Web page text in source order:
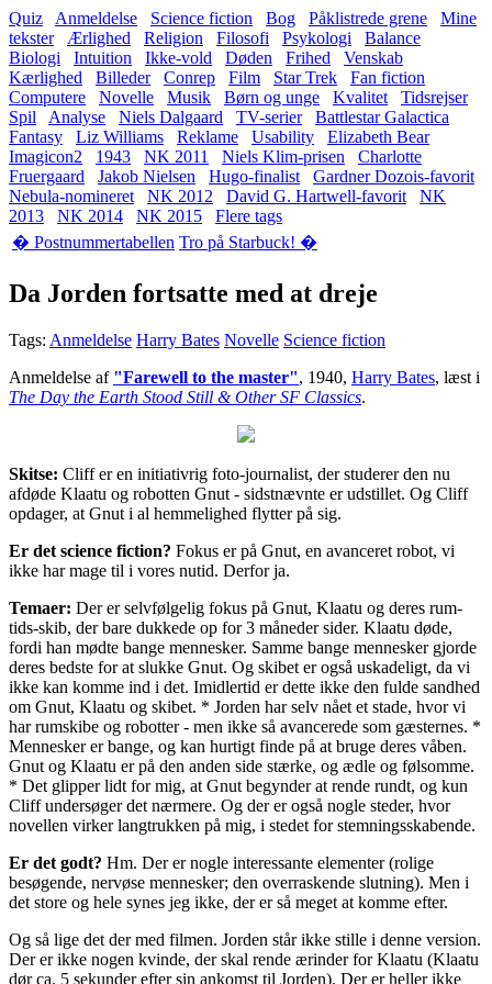
Quiz Anmeldelse Science fiction Bog Påklistrede grene
Mine
tekster
Ærlighed Religion Filosofi Psykologi
Balance
Biologi
Intuition Ikke-vold Døden Frihed
Venskab
Kærlighed
Billeder Conrep Film Star Trek
Fan fiction
Computere
Novelle Musik Børn og unge Kvalitet
Tidsrejser
Spil
Analyse Niels Dalgaard TV-serier
Battlestar Galactica
Fantasy
Liz Williams Reklame Usability
Elizabeth Bear
Imagicon2
1943 NK 2011 Niels Klim-prisen
Charlotte
Fruergaard
Jakob Nielsen Hugo-finalist
Gardner Dozois-favorit
Nebula-nomineret
NK 2012 David G. Hartwell-favorit
NK
2013
NK 2014 NK 2015
Flere tags
� Postnummertabellen Tro på Starbuck! �
Da Jorden fortsatte med at dreje
Tags: Anmeldelse Harry Bates Novelle Science fiction
Anmeldelse af "Farewell to the master", 1940, Harry Bates, læst i
The Day the Earth Stood Still & Other SF Classics.
Skitse: Cliff er en initiativrig foto-journalist, der studerer den nu
afdøde Klaatu og robotten Gnut - sidstnævnte er udstillet. Og Cliff
opdager, at Gnut i al hemmelighed flytter på sig.
Er det science fiction? Fokus er på Gnut, en avanceret robot, vi
ikke har mage til i vores nutid. Derfor ja.
Temaer: Der er selvfølgelig fokus på Gnut, Klaatu og deres rum-
tids-skib, der bare dukkede op for 3 måneder sider. Klaatu døde,
fordi han mødte bange mennesker. Samme bange mennesker gjorde
deres bedste for at slukke Gnut. Og skibet er også uskadeligt, da vi
ikke kan komme ind i det. Imidlertid er dette ikke den fulde sandhed
om Gnut, Klaatu og skibet. * Jorden har selv nået et stade, hvor vi
har rumskibe og robotter - men ikke så avancerede som gæsternes. *
Mennesker er bange, og kan hurtigt finde på at bruge deres våben.
Gnut og Klaatu er på den anden side stærke, og ædle og følsomme.
* Det glipper lidt for mig, at Gnut begynder at rende rundt, og kun
Cliff undersøger det nærmere. Og der er også nogle steder, hvor
novellen virker langtrukken på mig, i stedet for stemningsskabende.
Er det godt? Hm. Der er nogle interessante elementer (rolige
besøgende, nervøse mennesker; den overraskende slutning). Men i
det store og hele synes jeg ikke, der er så meget at komme efter.
Og så lige det der med filmen. Jorden står ikke stille i denne version.
Der er ikke nogen kvinde, der skal rende ærinder for Klaatu (Klaatu
dør ca. 5 sekunder efter sin ankomst til Jorden). Der er heller ikke